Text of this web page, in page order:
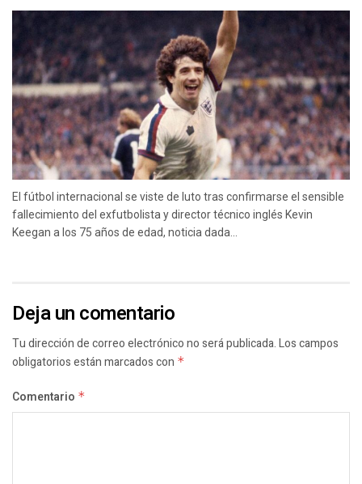
El fútbol internacional se viste de luto tras confirmarse el sensible
fallecimiento del exfutbolista y director técnico inglés Kevin
Keegan a los 75 años de edad, noticia dada...
Deja un comentario
Tu dirección de correo electrónico no será publicada.Los campos
obligatorios están marcados con *
Comentario *